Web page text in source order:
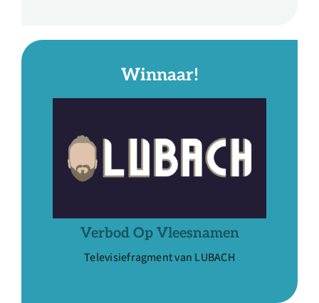
Winnaar!
Verbod Op Vleesnamen
Televisiefragment van LUBACH